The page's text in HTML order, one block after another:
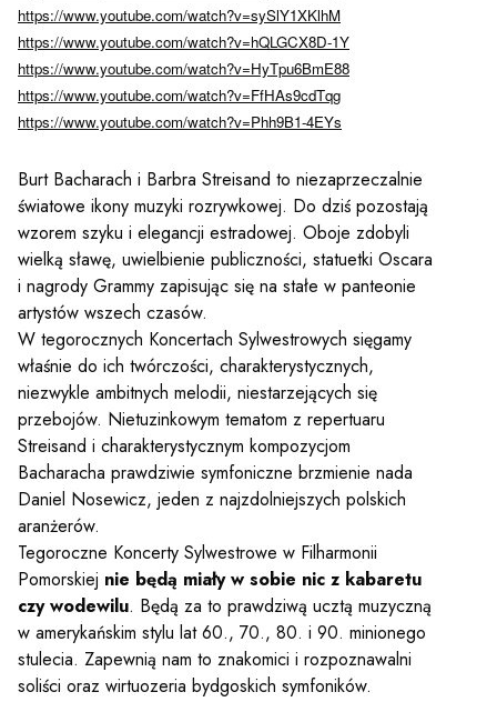
https://www.youtube.com/watch?v=sySlY1XKlhM
https://www.youtube.com/watch?v=hQLGCX8D-1Y
https://www.youtube.com/watch?v=HyTpu6BmE88
https://www.youtube.com/watch?v=FfHAs9cdTqg
https://www.youtube.com/watch?v=Phh9B1-4EYs
Burt Bacharach i Barbra Streisand to niezaprzeczalnie
światowe ikony muzyki rozrywkowej. Do dziś pozostają
wzorem szyku i elegancji estradowej. Oboje zdobyli
wielką sławę, uwielbienie publiczności, statuetki Oscara
i nagrody Grammy zapisując się na stałe w panteonie
artystów wszech czasów.
W tegorocznych Koncertach Sylwestrowych sięgamy
właśnie do ich twórczości, charakterystycznych,
niezwykle ambitnych melodii, niestarzejących się
przebojów. Nietuzinkowym tematom z repertuaru
Streisand i charakterystycznym kompozycjom
Bacharacha prawdziwie symfoniczne brzmienie nada
Daniel Nosewicz, jeden z najzdolniejszych polskich
aranżerów.
Tegoroczne Koncerty Sylwestrowe w Filharmonii
Pomorskiej nie będą miały w sobie nic z kabaretu
czy wodewilu. Będą za to prawdziwą ucztą muzyczną
w amerykańskim stylu lat 60., 70., 80. i 90. minionego
stulecia. Zapewnią nam to znakomici i rozpoznawalni
soliści oraz wirtuozeria bydgoskich symfoników.